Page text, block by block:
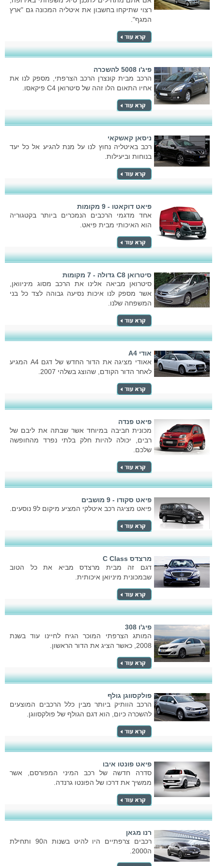
רצוי שתיקחו בחשבון את איטליה המכונה גם "ארץ
המגף".
פיג'ו 5008 להשכרה
הרכב מבית קונצרן הרכב הצרפתי, מספק לנו את
אחיו התאום הלו זהה של סיטרואן C4 פיקאסו.
ניסאן קאשקאי
רכב באיטליה נחוץ לנו על מנת להגיע אל כל יעד
בנוחות וביעילות.
פיאט דוקאטו - 9 מקומות
אחד מדגמי הרכבים הנמכרים ביותר בקטגוריה
הוא האיכותי מבית פיאט.
סיטרואן C8 גדולה - 7 מקומות
סיטרואן מביאה אלינו את הרכב מסוג מיניוואן,
אשר מספק לנו איכות נסיעה גבוהה לצד כל בני
המשפחה שלנו.
אודי A4
אאודי מציגה את הדור החדש של דגם A4 המגיע
לאחר הדור הקודם, שהוצג בשלהי 2007.
פיאט פנדה
מכונית חביבה במיוחד אשר שבתה את ליבם של
רבים, יכולה להיות חלק בלתי נפרד מהחופשה
שלכם.
פיאט סקודו - 9 מושבים
פיאט מציגה רכב איטלקי המציע מיקום ל9 נוסעים.
מרצדס C Class
דגם זה מבית מרצדס מביא את כל הטוב
שבמכונית מיניואן איכותית.
פיג'ו 308
המותג הצרפתי המוכר הגיח לחיינו עוד בשנת
2008, כאשר הציג את הדור הראשון.
פולקסווגן גולף
הרכב הוותיק ביותר מבין כלל הרכבים המוצעים
להשכרה כיום, הוא דגם הגולף של פולקסווגן.
פיאט פונטו איבו
סדרה חדשה של רכב המיני המפורסם, אשר
ממשיך את דרכו של הפונטו גרנדה.
רנו מגאן
רכבים צרפתיים היו להיט בשנות ה90 ותחילת
ה2000.